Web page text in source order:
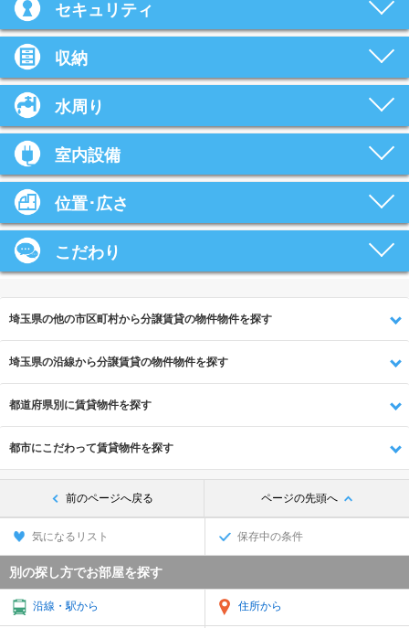
セキュリティ
収納
水周り
室内設備
位置･広さ
こだわり
埼玉県の他の市区町村から分譲賃貸の物件物件を探す
埼玉県の沿線から分譲賃貸の物件物件を探す
都道府県別に賃貸物件を探す
都市にこだわって賃貸物件を探す
前のページへ戻る ページの先頭へ
気になるリスト 保存中の条件
別の探し方でお部屋を探す
沿線・駅から 住所から